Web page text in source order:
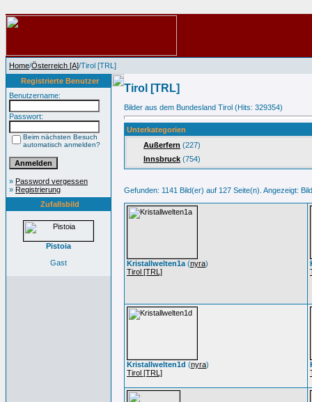
Home/Österreich [A]/Tirol [TRL]
Registrierte Benutzer
Benutzername:
Passwort:
Beim nächsten Besuch
automatisch anmelden?
» Password vergessen
» Registrierung
Zufallsbild
Pistoia
Gast
Tirol [TRL]
Bilder aus dem Bundesland Tirol (Hits: 329354)
Unterkategorien
Außerfern (227)
Innsbruck (754)
Gefunden: 1141 Bild(er) auf 127 Seite(n). Angezeigt:
Kristallwelten1a (nyra)
Tirol [TRL]
Kristallwelten1d (nyra)
Tirol [TRL]